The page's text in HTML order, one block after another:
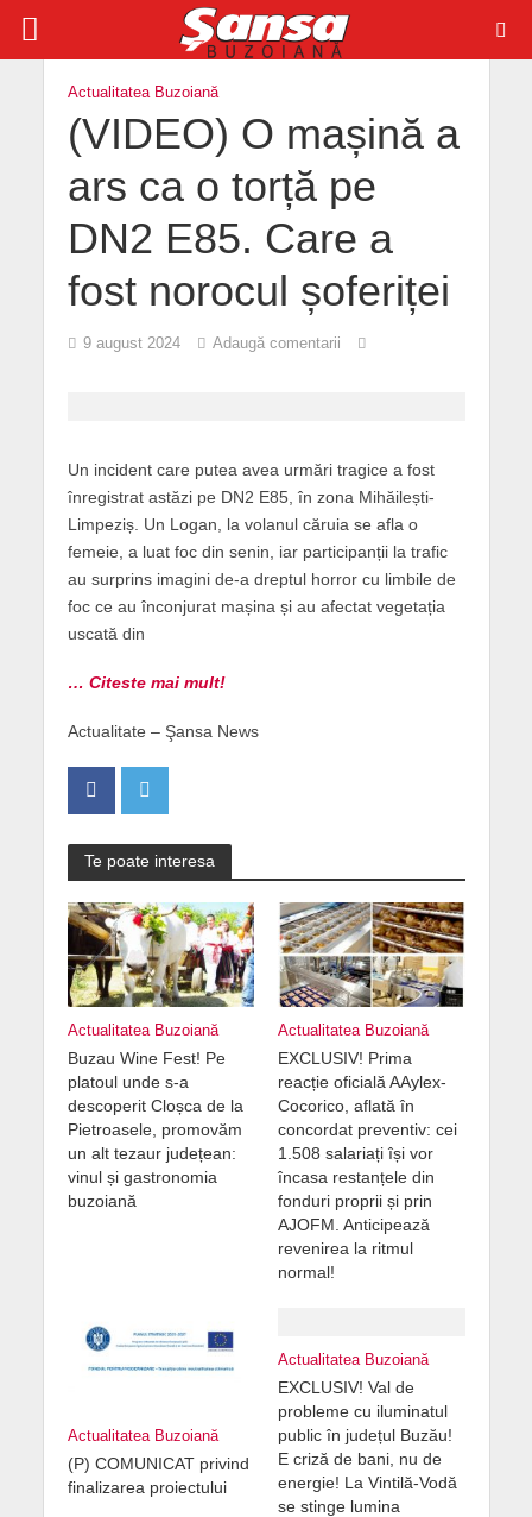
Actualitatea Buzoiană
(VIDEO) O mașină a
ars ca o torță pe
DN2 E85. Care a
fost norocul șoferiței
9 august 2024 Adaugă comentarii
Un incident care putea avea urmări tragice a fost
înregistrat astăzi pe DN2 E85, în zona Mihăilești-
Limpeziș. Un Logan, la volanul căruia se afla o
femeie, a luat foc din senin, iar participanții la trafic
au surprins imagini de-a dreptul horror cu limbile de
foc ce au înconjurat mașina și au afectat vegetația
uscată din
… Citeste mai mult!
Actualitate – Şansa News
Te poate interesa
Actualitatea Buzoiană
Buzau Wine Fest! Pe
platoul unde s-a
descoperit Cloșca de la
Pietroasele, promovăm
un alt tezaur județean:
vinul și gastronomia
buzoiană
Actualitatea Buzoiană
EXCLUSIV! Prima
reacție oficială AAylex-
Cocorico, aflată în
concordat preventiv: cei
1.508 salariați își vor
încasa restanțele din
fonduri proprii și prin
AJOFM. Anticipează
revenirea la ritmul
normal!
Actualitatea Buzoiană
(P) COMUNICAT privind
finalizarea proiectului
Actualitatea Buzoiană
EXCLUSIV! Val de
probleme cu iluminatul
public în județul Buzău!
E criză de bani, nu de
energie! La Vintilă-Vodă
se stinge lumina